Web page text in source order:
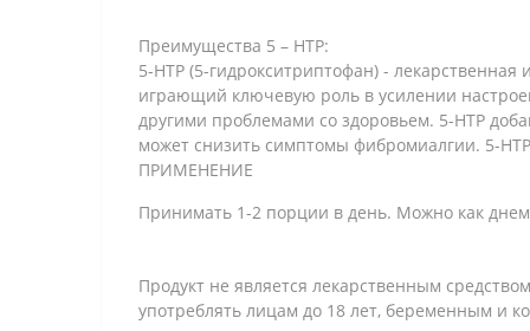
Преимущества 5 – HTP:
5-HTP (5-гидрокситриптофан) -
играющий ключевую роль в усилении
другими проблемами со здоровьем. 5-HTP
может снизить симптомы фибромиалгии. 5-
ПРИМЕНЕНИЕ
Принимать 1-2 порции в день. Можно как
Продукт не является лекарственным
употреблять лицам до 18 лет, беременным и